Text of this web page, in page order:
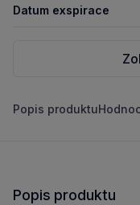
Datum exspirace
Popis produktu
Popis produktu